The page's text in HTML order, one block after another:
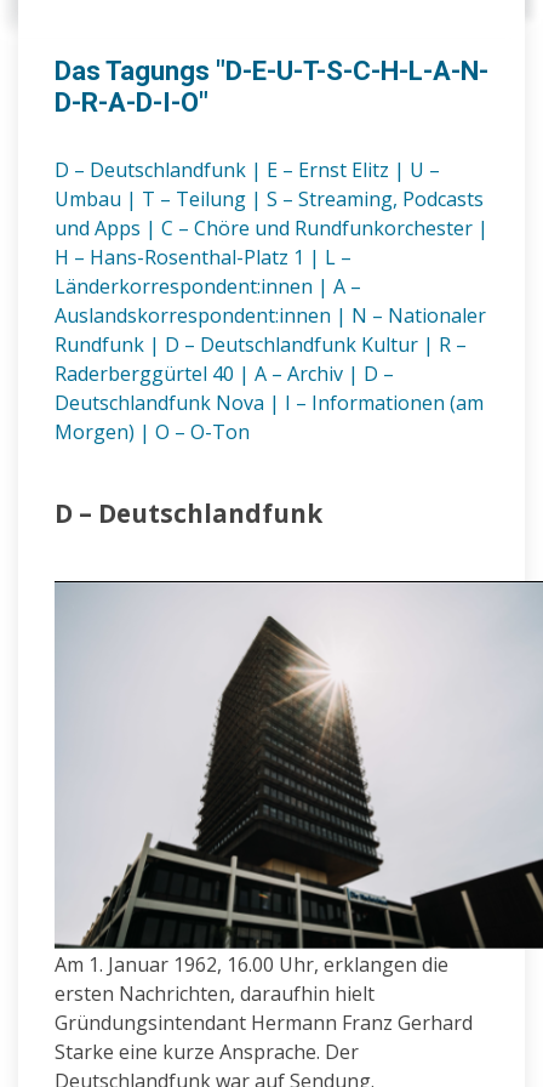
Das Tagungs "D-E-U-T-S-C-H-L-A-N-
D-R-A-D-I-O"
D – Deutschlandfunk | E – Ernst Elitz | U –
Umbau | T – Teilung | S – Streaming, Podcasts
und Apps | C – Chöre und Rundfunkorchester |
H – Hans-Rosenthal-Platz 1 | L –
Länderkorrespondent:innen | A –
Auslandskorrespondent:innen | N – Nationaler
Rundfunk | D – Deutschlandfunk Kultur | R –
Raderberggürtel 40 | A – Archiv | D –
Deutschlandfunk Nova | I – Informationen (am
Morgen) | O – O-Ton
D – Deutschlandfunk
Am 1. Januar 1962, 16.00 Uhr, erklangen die
ersten Nachrichten, daraufhin hielt
Gründungsintendant Hermann Franz Gerhard
Starke eine kurze Ansprache. Der
Deutschlandfunk war auf Sendung.